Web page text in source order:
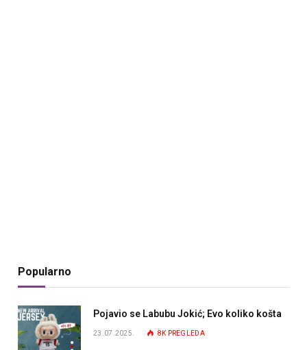
Popularno
Pojavio se Labubu Jokić; Evo koliko košta
23.07.2025. 8K PREGLEDA